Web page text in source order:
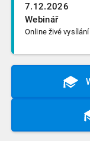
7.12.2026
Webinář
Online živé vysílání